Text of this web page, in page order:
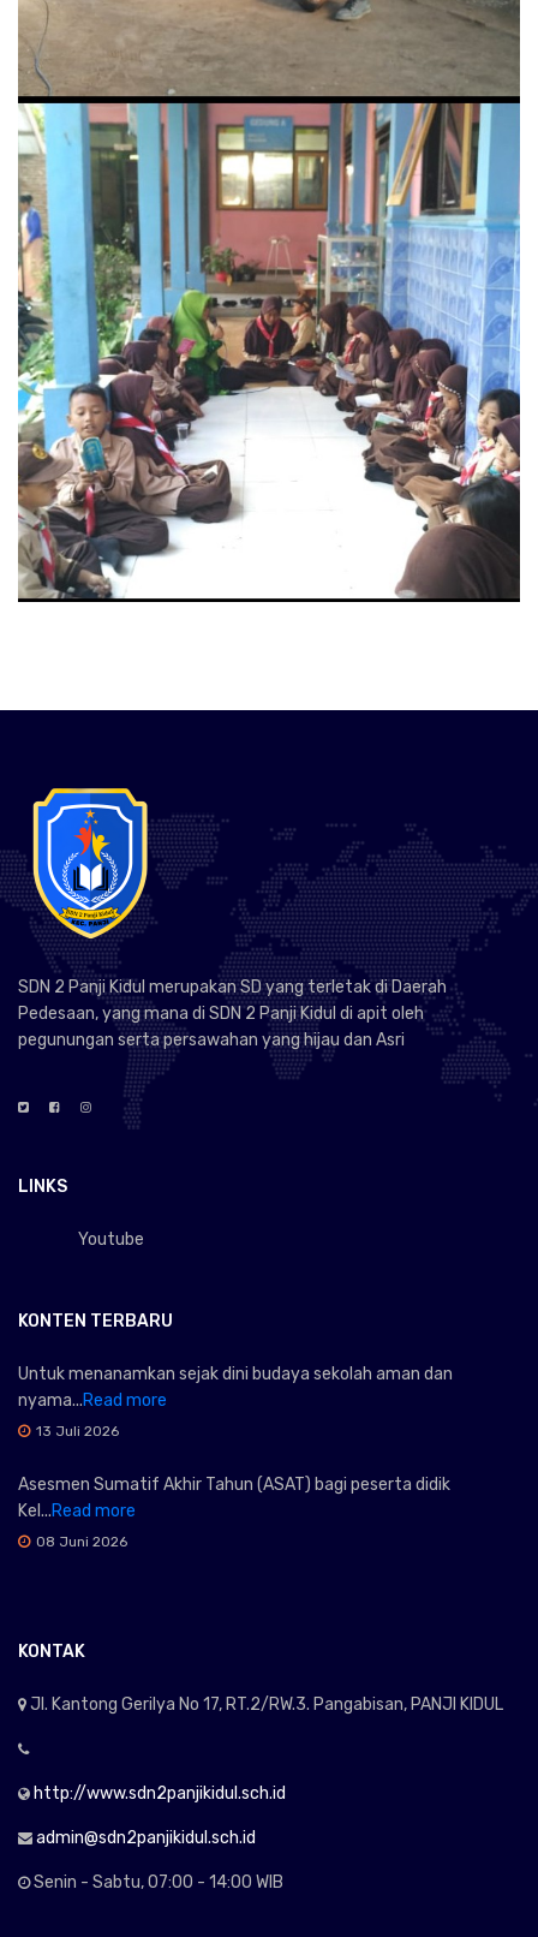
SDN 2 Panji Kidul merupakan SD yang terletak di Daerah
Pedesaan, yang mana di SDN 2 Panji Kidul di apit oleh
pegunungan serta persawahan yang hijau dan Asri
LINKS
Youtube
KONTEN TERBARU
Untuk menanamkan sejak dini budaya sekolah aman dan
nyama...Read more
13 Juli 2026
Asesmen Sumatif Akhir Tahun (ASAT) bagi peserta didik
Kel...Read more
08 Juni 2026
KONTAK
Jl. Kantong Gerilya No 17, RT.2/RW.3. Pangabisan, PANJI KIDUL
http://www.sdn2panjikidul.sch.id
admin@sdn2panjikidul.sch.id
Senin - Sabtu, 07:00 - 14:00 WIB